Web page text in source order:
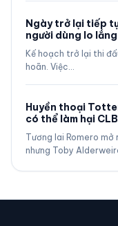
Ngày trở lại tiếp
người dùng lo
Kế hoạch trở lại thi
hoãn. Việc…
Huyền thoại
có thể làm hại CLB
Tương lai Romero
nhưng Toby